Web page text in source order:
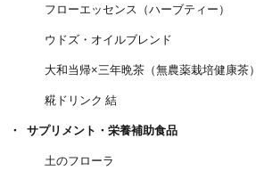
フローエッセンス（ハーブティー）
ウドズ・オイルブレンド
大和当帰×三年晩茶（無農薬栽培健康茶）
糀ドリンク 結
サプリメント・栄養補助食品
土のフローラ